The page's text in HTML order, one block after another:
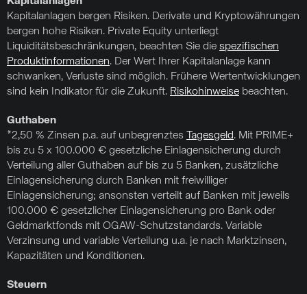
Kapitalanlagen bergen Risiken. Derivate und Kryptowährungen
bergen hohe Risiken. Private Equity unterliegt
Liquiditätsbeschränkungen, beachten Sie die spezifischen
Produktinformationen. Der Wert Ihrer Kapitalanlage kann
schwanken, Verluste sind möglich. Frühere Wertentwicklungen
sind kein Indikator für die Zukunft. Risikohinweise beachten.
Guthaben
*2,50 % Zinsen p.a. auf unbegrenztes
Tagesgeld. Mit PRIME+
bis zu 5 x 100.000 € gesetzliche Einlagensicherung durch
Verteilung aller Guthaben auf bis zu 5 Banken, zusätzliche
Einlagensicherung durch Banken mit freiwilliger
Einlagensicherung; ansonsten verteilt auf Banken mit jeweils
100.000 € gesetzlicher Einlagensicherung pro Bank oder
Geldmarktfonds mit OGAW-Schutzstandards. Variable
Verzinsung und variable Verteilung u.a. je nach Marktzinsen,
Kapazitäten und Konditionen.
Steuern